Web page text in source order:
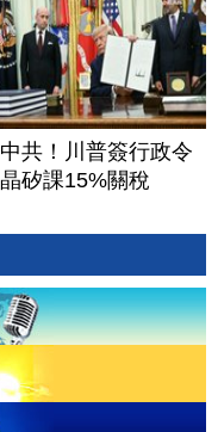
共！川普簽行政令
矽課15%關稅